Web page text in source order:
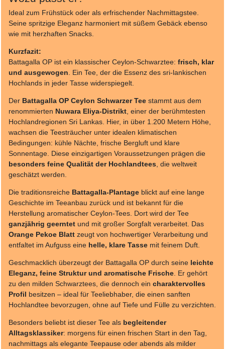
Ideal zum Frühstück oder als erfrischender Nachmittagstee.
Seine spritzige Eleganz harmoniert mit süßem Gebäck ebenso
wie mit herzhaften Snacks.
Kurzfazit:
Battagalla OP ist ein klassischer Ceylon-Schwarztee: frisch, klar
und ausgewogen . Ein Tee, der die Essenz des sri-lankischen
Hochlands in jeder Tasse widerspiegelt.
Der Battagalla OP Ceylon Schwarzer Tee stammt aus dem
renommierten Nuwara Eliya-Distrikt , einer der berühmtesten
Hochlandregionen Sri Lankas. Hier, in über 1.200 Metern Höhe,
wachsen die Teesträucher unter idealen klimatischen
Bedingungen: kühle Nächte, frische Bergluft und klare
Sonnentage. Diese einzigartigen Voraussetzungen prägen die
besonders feine Qualität der Hochlandtees , die weltweit
geschätzt werden.
Die traditionsreiche Battagalla-Plantage blickt auf eine lange
Geschichte im Teeanbau zurück und ist bekannt für die
Herstellung aromatischer Ceylon-Tees. Dort wird der Tee
ganzjährig geerntet und mit großer Sorgfalt verarbeitet. Das
Orange Pekoe Blatt zeugt von hochwertiger Verarbeitung und
entfaltet im Aufguss eine helle, klare Tasse mit feinem Duft.
Geschmacklich überzeugt der Battagalla OP durch seine leichte
Eleganz, feine Struktur und aromatische Frische . Er gehört
zu den milden Schwarztees, die dennoch ein charaktervolles
Profil besitzen – ideal für Teeliebhaber, die einen sanften
Hochlandtee bevorzugen, ohne auf Tiefe und Fülle zu verzichten.
Besonders beliebt ist dieser Tee als begleitender
Alltagsklassiker: morgens für einen frischen Start in den Tag,
nachmittags als elegante Teepause oder abends als milder